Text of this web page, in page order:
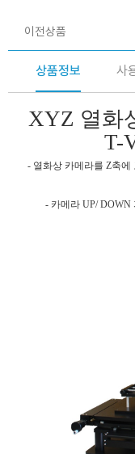
이전상품
상품정보 사
XYZ 열화
T-
- 열화상 카메라를 Z축
- 카메라 UP/ DOWN